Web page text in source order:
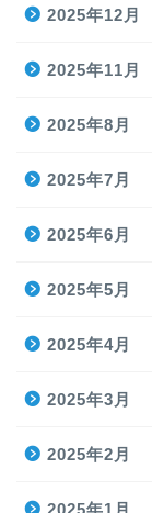
2025年12月
2025年11月
2025年8月
2025年7月
2025年6月
2025年5月
2025年4月
2025年3月
2025年2月